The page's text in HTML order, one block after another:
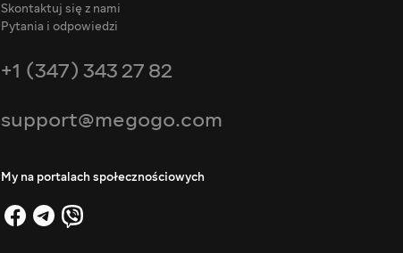
Skontaktuj się z nami
Pytania i odpowiedzi
+1 (347) 343 27 82
support@megogo.com
My na portalach społecznościowych